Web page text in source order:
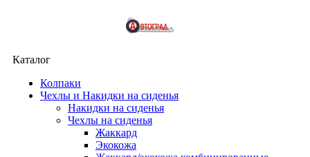
Каталог
Колпаки
Чехлы и Накидки на сиденья
Накидки на сиденья
Чехлы на сиденья
Жаккард
Экокожа